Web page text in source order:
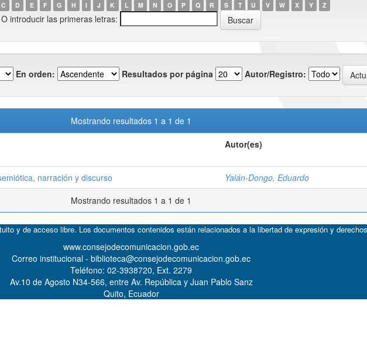
C D E F G H I J K L M N O P Q R S T U V W X Y Z
O introducir las primeras letras:
En orden: Resultados por página Autor/Registro:
Mostrando resultados 1 a 1 de 1
Autor(es)
narración y discurso
Yalán-Dongo, Eduardo
Mostrando resultados 1 a 1 de 1
y de acceso libre. Los documentos contenidos están relacionados a la libertad de expresión y
www.consejodecomunicacion.gob.ec
Correo institucional - biblioteca@consejodecomunicacion.gob.ec
Teléfono: 02-3938720, Ext. 2279
Av.10 de Agosto N34-566, entre Av. República y Juan Pablo Sanz
Quito, Ecuador